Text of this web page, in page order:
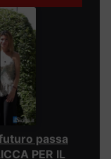
passa
PER IL